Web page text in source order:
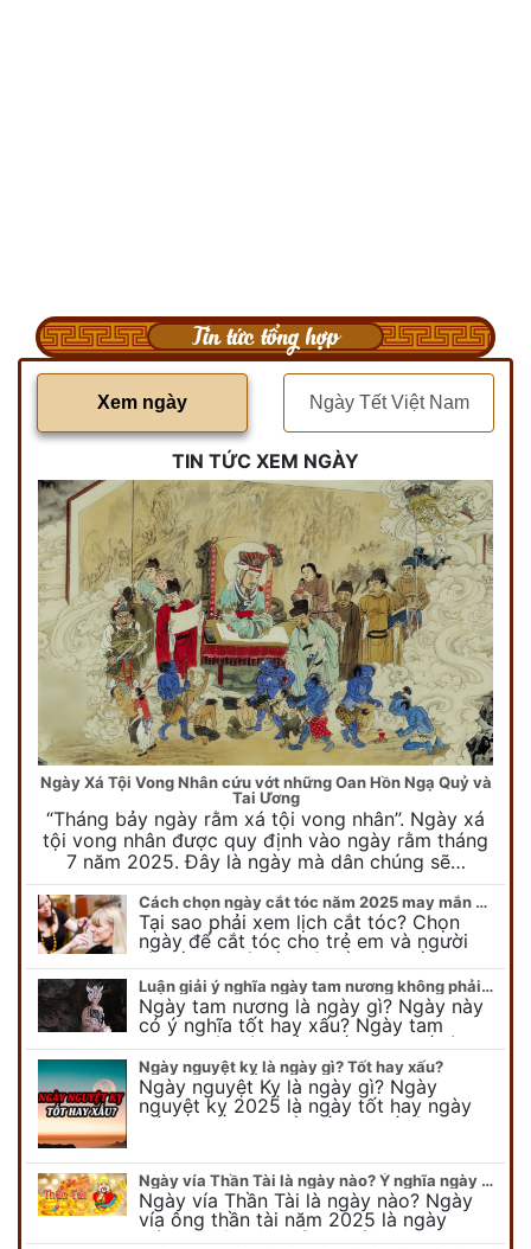
Tin tức tổng hợp
Xem ngày Ngày Tết Việt Nam
TIN TỨC XEM NGÀY
Ngày Xá Tội Vong Nhân cứu vớt những Oan Hồn Ngạ Quỷ và
Tai Ương
“Tháng bảy ngày rằm xá tội vong nhân”. Ngày xá
tội vong nhân được quy định vào ngày rằm tháng
7 năm 2025. Đây là ngày mà dân chúng sẽ…
Cách chọn ngày cắt tóc năm 2025 may mắn cho cả trẻ em và người lớn
Tại sao phải xem lịch cắt tóc? Chọn
ngày để cắt tóc cho trẻ em và người
lớn cần lưu ý điều gì để gặp nhiều may
mắn ? Khi…
Luận giải ý nghĩa ngày tam nương không phải ai cũng biết
Ngày tam nương là ngày gì? Ngày này
có ý nghĩa tốt hay xấu? Ngày tam
nương sát có nguồn gốc như thế nào?
Cần kiêng kỵ điều gì khi…
Ngày nguyệt kỵ là ngày gì? Tốt hay xấu?
Ngày nguyệt Kỵ là ngày gì? Ngày
nguyệt kỵ 2025 là ngày tốt hay ngày
xấu, xem ngay để biết chi tiết ý nghĩa
Ngày vía Thần Tài là ngày nào? Ý nghĩa ngày vía Thần Tài năm 2025
Ngày vía Thần Tài là ngày nào? Ngày
vía ông thần tài năm 2025 là ngày
mùng 10 âm lịch hàng tháng. Tại sao